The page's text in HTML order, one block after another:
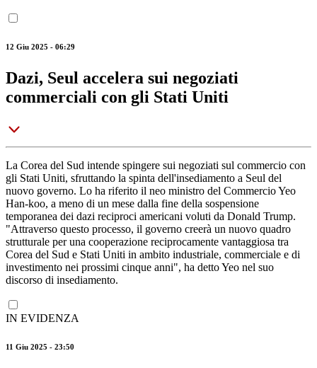
12 Giu 2025 - 06:29
Dazi, Seul accelera sui negoziati
commerciali con gli Stati Uniti
La Corea del Sud intende spingere sui negoziati sul commercio con
gli Stati Uniti, sfruttando la spinta dell'insediamento a Seul del
nuovo governo. Lo ha riferito il neo ministro del Commercio Yeo
Han-koo, a meno di un mese dalla fine della sospensione
temporanea dei dazi reciproci americani voluti da Donald Trump.
"Attraverso questo processo, il governo creerà un nuovo quadro
strutturale per una cooperazione reciprocamente vantaggiosa tra
Corea del Sud e Stati Uniti in ambito industriale, commerciale e di
investimento nei prossimi cinque anni", ha detto Yeo nel suo
discorso di insediamento.
IN EVIDENZA
11 Giu 2025 - 23:50